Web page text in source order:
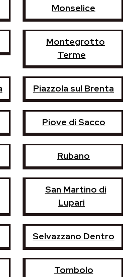
Monselice
Montegrotto
Terme
Piazzola sul Brenta
Piove di Sacco
Rubano
San Martino di
Lupari
Selvazzano Dentro
Tombolo